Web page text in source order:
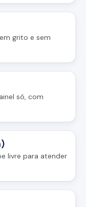
grito e sem
só, com
livre para atender